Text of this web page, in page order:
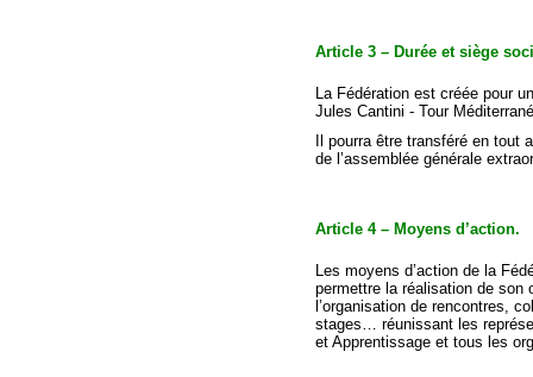
Article 3 – Durée et siège
La Fédération est créée pour
Jules Cantini - Tour
Il pourra être transféré en tout
de l’assemblée générale
Article 4 – Moyens d’action.
Les moyens d’action de la
permettre la réalisation de
l’organisation de rencontres,
stages… réunissant les
et Apprentissage et tous les